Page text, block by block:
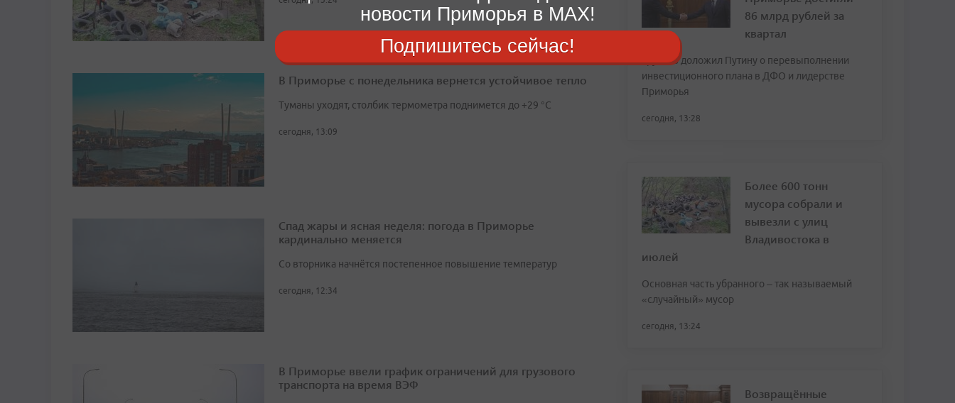
В Приморье с понедельника вернется устойчивое тепло
Туманы уходят, столбик термометра поднимется до +29 °С
сегодня, 13:09
Спад жары и ясная неделя: погода в Приморье
кардинально меняется
Со вторника начнётся постепенное повышение температур
сегодня, 12:34
В Приморье ввели график ограничений для грузового
транспорта на время ВЭФ
86 млрд рублей за
квартал
Трутнев доложил Путину о перевыполнении
инвестиционного плана в ДФО и лидерстве
Приморья
сегодня, 13:28
Более 600 тонн
мусора собрали и
вывезли с улиц
Владивостока в
июлей
Основная часть убранного – так называемый
«случайный» мусор
сегодня, 13:24
Возвращённые
новости Приморья в MAX!
Подпишитесь сейчас!